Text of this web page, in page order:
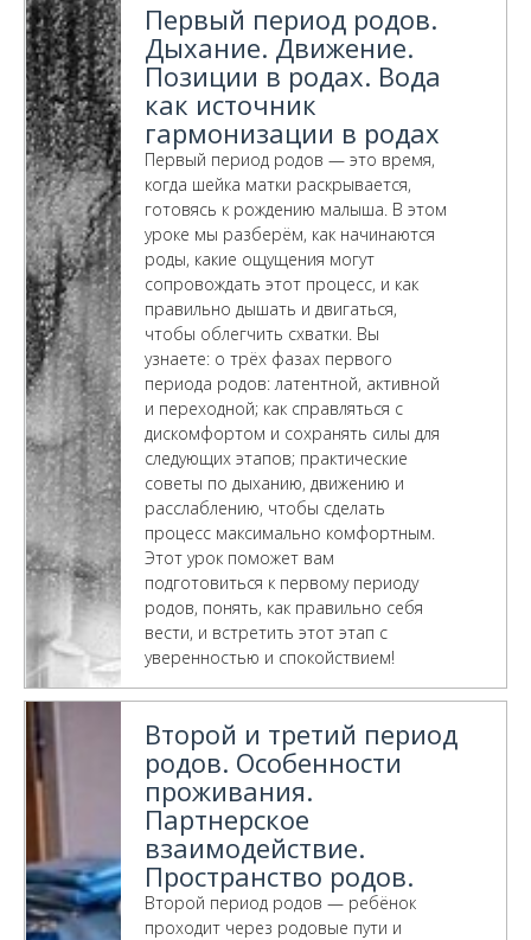
Первый период родов.
Дыхание. Движение.
Позиции в родах. Вода
как источник
гармонизации в родах
Первый период родов — это время,
когда шейка матки раскрывается,
готовясь к рождению малыша. В этом
уроке мы разберём, как начинаются
роды, какие ощущения могут
сопровождать этот процесс, и как
правильно дышать и двигаться,
чтобы облегчить схватки. Вы
узнаете: о трёх фазах первого
периода родов: латентной, активной
и переходной; как справляться с
дискомфортом и сохранять силы для
следующих этапов; практические
советы по дыханию, движению и
расслаблению, чтобы сделать
процесс максимально комфортным.
Этот урок поможет вам
подготовиться к первому периоду
родов, понять, как правильно себя
вести, и встретить этот этап с
уверенностью и спокойствием!
Второй и третий период
родов. Особенности
проживания.
Партнерское
взаимодействие.
Пространство родов.
Второй период родов — ребёнок
проходит через родовые пути и